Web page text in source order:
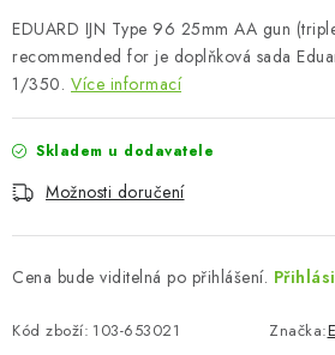
EDUARD IJN Type 96 25mm AA gun
recommended for je doplňková sada
1/350. Více informací
Skladem u dodavatele
Možnosti doručení
Cena bude viditelná po přihlášení.
Kód zboží: 103-653021 Značka: